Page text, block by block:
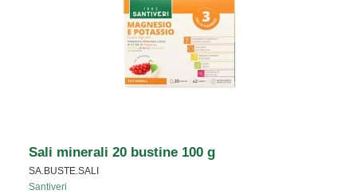
Sali minerali 20 bustine 100 g
SA.BUSTE.SALI
Santiveri